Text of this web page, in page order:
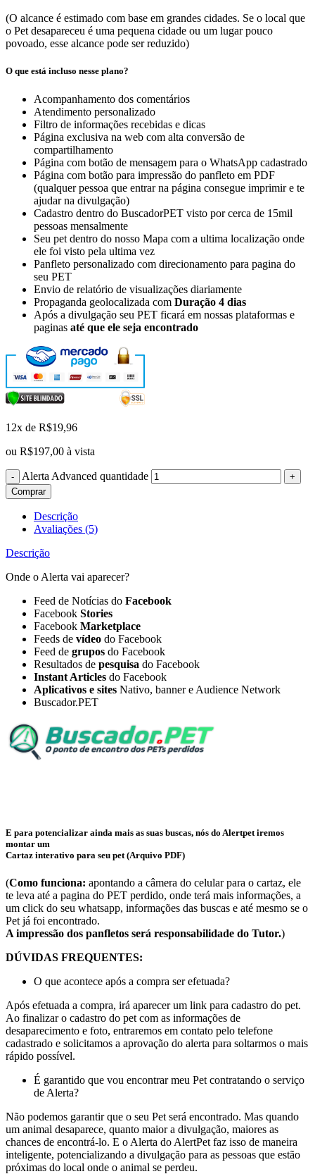
(O alcance é estimado com base em grandes cidades. Se o local que
o Pet desapareceu é uma pequena cidade ou um lugar pouco
povoado, esse alcance pode ser reduzido)
O que está incluso nesse plano?
Acompanhamento dos comentários
Atendimento personalizado
Filtro de informações recebidas e dicas
Página exclusiva na web com alta conversão de
compartilhamento
Página com botão de mensagem para o WhatsApp cadastrado
Página com botão para impressão do panfleto em PDF
(qualquer pessoa que entrar na página consegue imprimir e te
ajudar na divulgação)
Cadastro dentro do BuscadorPET visto por cerca de 15mil
pessoas mensalmente
Seu pet dentro do nosso Mapa com a ultima localização onde
ele foi visto pela ultima vez
Panfleto personalizado com direcionamento para pagina do
seu PET
Envio de relatório de visualizações diariamente
Propaganda geolocalizada com Duração 4 dias
Após a divulgação seu PET ficará em nossas plataformas e
paginas até que ele seja encontrado
12x de R$19,96
ou R$197,00 à vista
Alerta Advanced quantidade
Comprar
Descrição
Avaliações (5)
Descrição
Onde o Alerta vai aparecer?
Feed de Notícias do Facebook
Facebook Stories
Facebook Marketplace
Feeds de vídeo do Facebook
Feed de grupos do Facebook
Resultados de pesquisa do Facebook
Instant Articles do Facebook
Aplicativos e sites Nativo, banner e Audience Network
Buscador.PET
E para potencializar ainda mais as suas buscas, nós do Alertpet iremos
montar um
Cartaz interativo para seu pet (Arquivo PDF)
(Como funciona: apontando a câmera do celular para o cartaz, ele
te leva até a pagina do PET perdido, onde terá mais informações, a
um click do seu whatsapp, informações das buscas e até mesmo se o
Pet já foi encontrado.
A impressão dos panfletos será responsabilidade do Tutor.)
DÚVIDAS FREQUENTES:
O que acontece após a compra ser efetuada?
Após efetuada a compra, irá aparecer um link para cadastro do pet.
Ao finalizar o cadastro do pet com as informações de
desaparecimento e foto, entraremos em contato pelo telefone
cadastrado e solicitamos a aprovação do alerta para soltarmos o mais
rápido possível.
É garantido que vou encontrar meu Pet contratando o serviço
de Alerta?
Não podemos garantir que o seu Pet será encontrado. Mas quando
um animal desaparece, quanto maior a divulgação, maiores as
chances de encontrá-lo. E o Alerta do AlertPet faz isso de maneira
inteligente, potencializando a divulgação para as pessoas que estão
próximas do local onde o animal se perdeu.